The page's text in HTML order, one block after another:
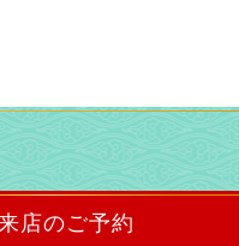
店のご予約